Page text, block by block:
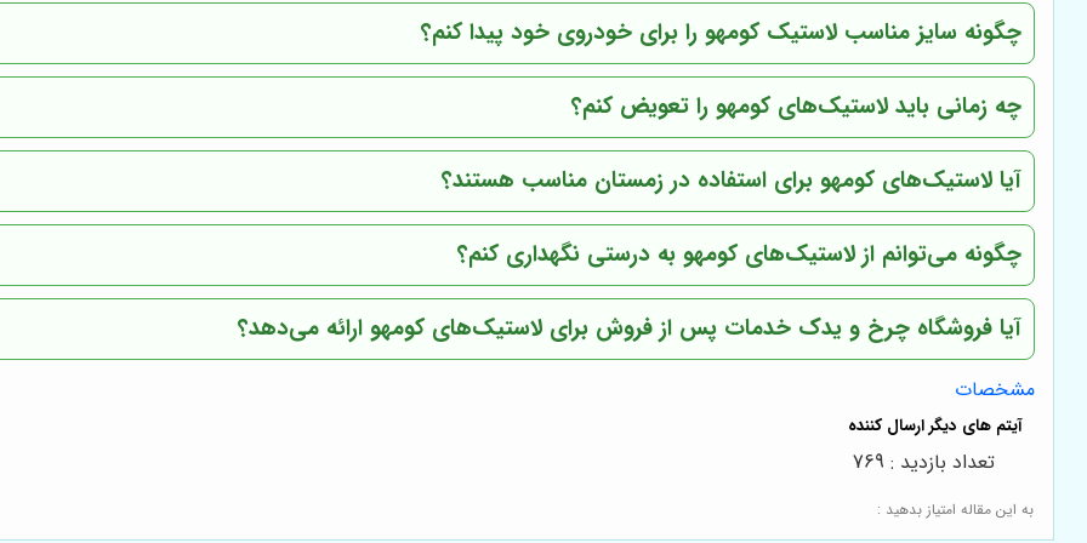
چگونه سایز مناسب لاستیک کومهو را برای خودروی خود پیدا کنم؟
چه زمانی باید لاستیک‌های کومهو را تعویض کنم؟
آیا لاستیک‌های کومهو برای استفاده در زمستان مناسب هستند؟
چگونه می‌توانم از لاستیک‌های کومهو به درستی نگهداری کنم؟
آیا فروشگاه چرخ و یدک خدمات پس از فروش برای لاستیک‌های کومهو ارائه می‌دهد؟
مشخصات
به این مقاله امتیاز بدهید :
تعداد بازدید : 769